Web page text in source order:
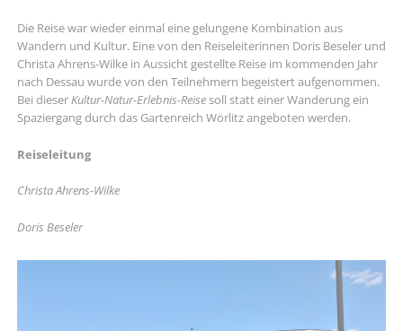
Die Reise war wieder einmal eine gelungene Kombination aus
Wandern und Kultur. Eine von den Reiseleiterinnen Doris Beseler und
Christa Ahrens-Wilke in Aussicht gestellte Reise im kommenden Jahr
nach Dessau wurde von den Teilnehmern begeistert aufgenommen.
Bei dieserKultur-Natur-Erlebnis-Reisesoll statt einer Wanderung ein
Spaziergang durch das Gartenreich Wörlitz angeboten werden.
Reiseleitung
Christa Ahrens-Wilke
Doris Beseler